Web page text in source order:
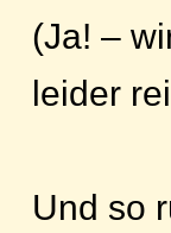
(Ja! –
leider
Und so